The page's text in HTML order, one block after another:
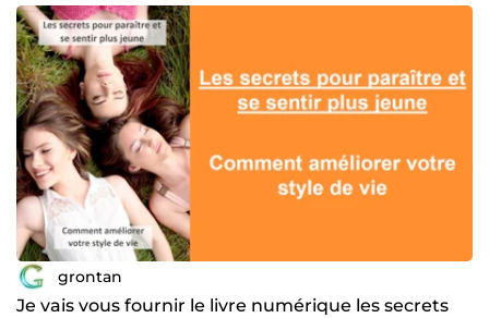
grontan
Je vais vous fournir le livre numérique les secrets